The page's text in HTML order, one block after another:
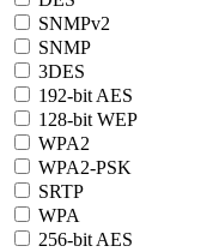
SNMPv2
SNMP
3DES
192-bit AES
128-bit WEP
WPA2
WPA2-PSK
SRTP
WPA
256-bit AES